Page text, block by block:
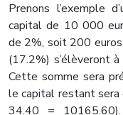
Prenons l’exemple
capital de 10 000
de 2%, soit 200
(17.2%) s’élèveront
Cette somme sera
le capital restant
34.40 =